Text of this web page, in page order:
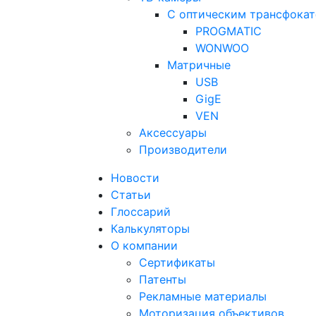
С оптическим
PROGMATIC
WONWOO
Матричные
USB
GigE
VEN
Аксессуары
Производители
Новости
Статьи
Глоссарий
Калькуляторы
О компании
Сертификаты
Патенты
Рекламные материалы
Моторизация объективов